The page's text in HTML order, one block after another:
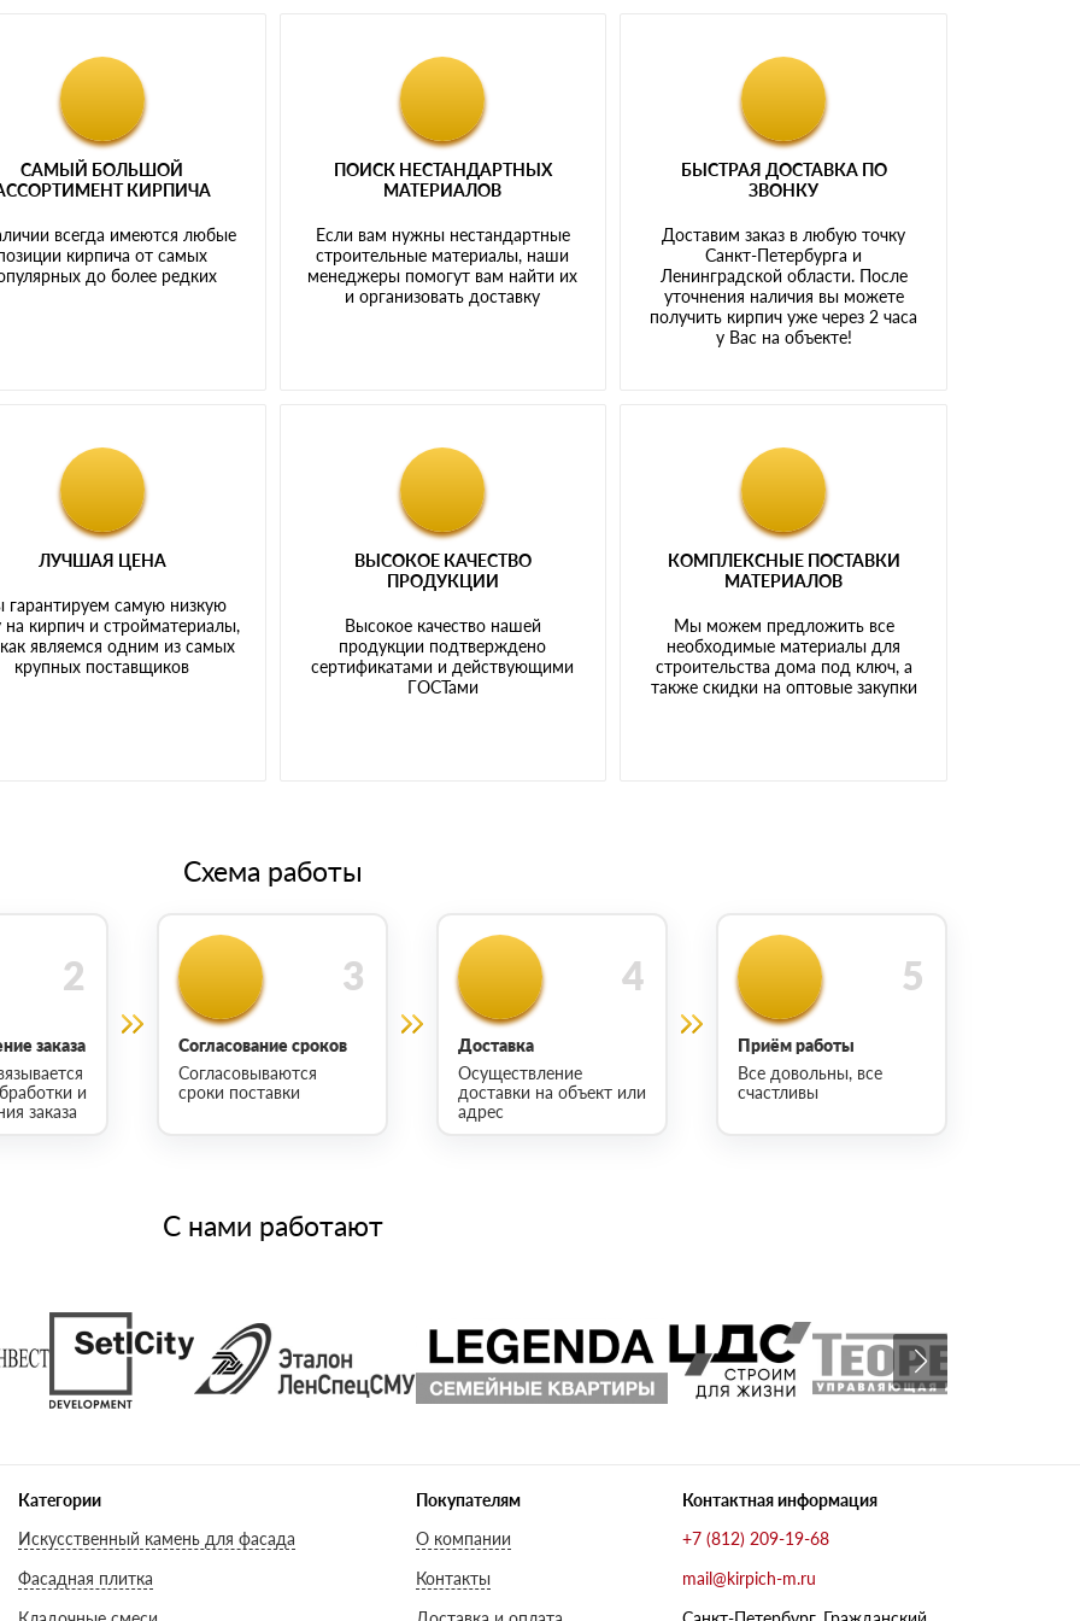
САМЫЙ БОЛЬШОЙ
КИРПИЧА
всегда имеются любые
кирпича от самых
до более редких
ПОИСК НЕСТАНДАРТНЫХ
МАТЕРИАЛОВ
Если вам нужны нестандартные
строительные материалы, наши
менеджеры помогут вам найти их
и организовать доставку
БЫСТРАЯ ДОСТАВКА ПО
ЗВОНКУ
Доставим заказ в любую точку
Санкт-Петербурга и
Ленинградской области. После
уточнения наличия вы можете
получить кирпич уже через 2 часа
у Вас на объекте!
ЛУЧШАЯ ЦЕНА
самую низкую
на кирпич и стройматериалы,
являемся одним из самых
крупных поставщиков
ВЫСОКОЕ КАЧЕСТВО
ПРОДУКЦИИ
Высокое качество нашей
продукции подтверждено
сертификатами и действующими
ГОСТами
КОМПЛЕКСНЫЕ ПОСТАВКИ
МАТЕРИАЛОВ
Мы можем предложить все
необходимые материалы для
строительства дома под ключ, а
также скидки на оптовые закупки
Схема работы
заказа
и
заказа
Согласование сроков
Согласовываются
сроки поставки
Доставка
Осуществление
доставки на объект или
адрес
Приём работы
Все довольны, все
счастливы
С нами работают
Категории
Искусственный камень для фасада
Фасадная плитка
Покупателям
О компании
Контакты
Контактная информация
+7 (812) 209-19-68
mail@kirpich-m.ru